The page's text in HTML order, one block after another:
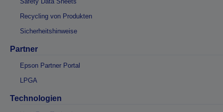
Recycling von Produkten
Sicherheitshinweise
Partner
Epson Partner Portal
LPGA
Technologien